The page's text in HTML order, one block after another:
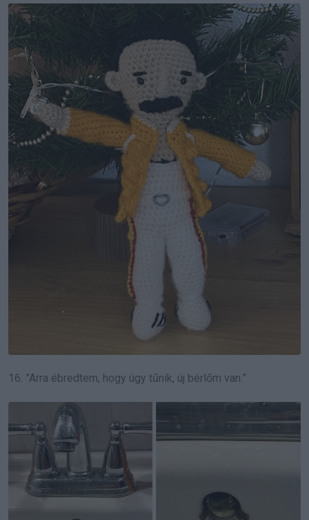
16. ”Arra ébredtem, hogy úgy tűnik, új bérlőm van.”